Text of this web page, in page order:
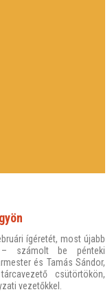
ígéretét, most újabb
számolt be pénteki
és Tamás Sándor,
csütörtökön,
vezetőkkel.